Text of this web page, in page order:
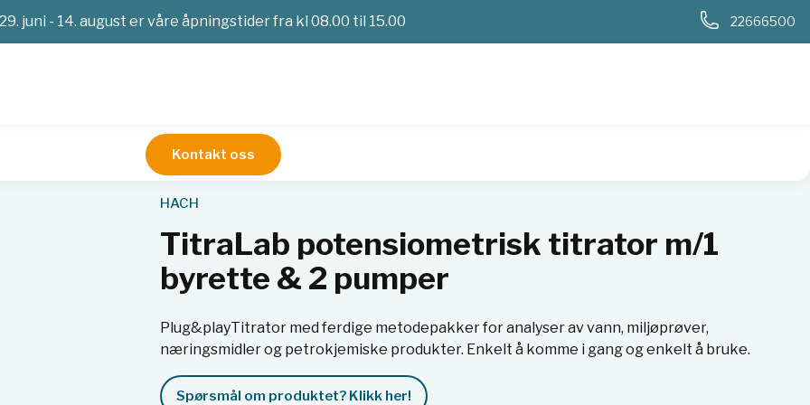
29. juni - 14. august er våre åpningstider fra kl 08.00 til 15.00 22666500
Kontakt oss
TitraLab potensiometrisk titrator m/1 byrette & 2 pumper
HACH
TitraLab potensiometrisk titrator m/1
byrette & 2 pumper
Plug&playTitrator med ferdige metodepakker for analyser av vann, miljøprøver,
næringsmidler og petrokjemiske produkter. Enkelt å komme i gang og enkelt å bruke.
Spørsmål om produktet? Klikk her!